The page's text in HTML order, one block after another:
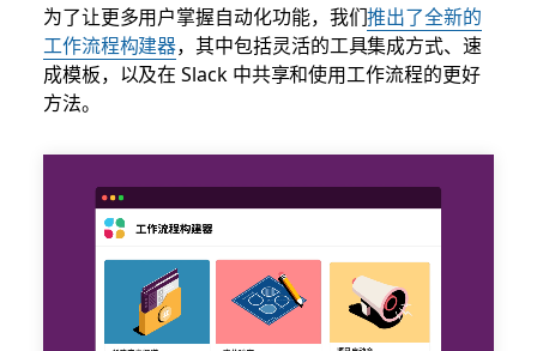
为了让更多用户掌握自动化功能，我们推出了全新的
工作流程构建器，其中包括灵活的工具集成方式、速
成模板，以及在 Slack 中共享和使用工作流程的更好
方法。